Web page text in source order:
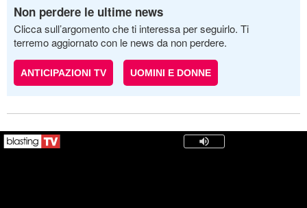
Non perdere le ultime news
Clicca sull’argomento che ti interessa per seguirlo. Ti
terremo aggiornato con le news da non perdere.
ANTICIPAZIONI TV UOMINI E DONNE